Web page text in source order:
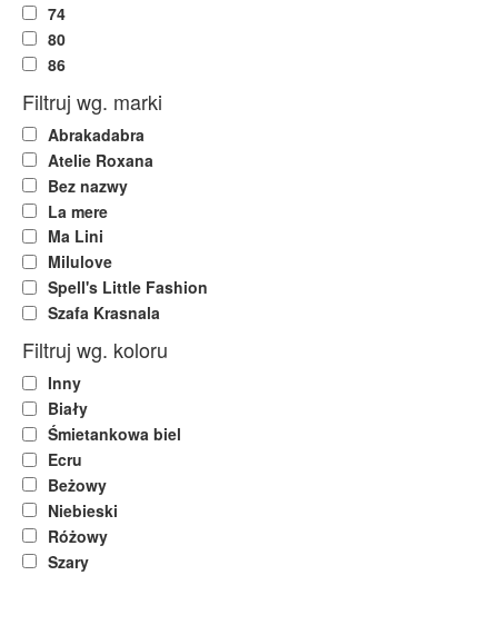
74
80
86
Filtruj wg. marki
Abrakadabra
Atelie Roxana
Bez nazwy
La mere
Ma Lini
Milulove
Spell's Little Fashion
Szafa Krasnala
Filtruj wg. koloru
Inny
Biały
Śmietankowa biel
Ecru
Beżowy
Niebieski
Różowy
Szary